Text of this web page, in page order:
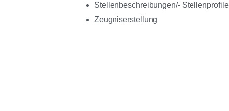
Stellenbeschreibungen/- Stellenprofile
Zeugniserstellung